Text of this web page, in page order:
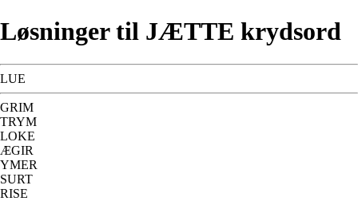
Løsninger til JÆTTE krydsord
LUE
GRIM
TRYM
LOKE
ÆGIR
YMER
SURT
RISE